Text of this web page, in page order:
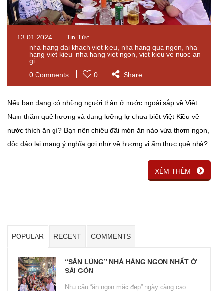
13.01.2024
Tin Tức
nha hang dai khach viet kieu
nha hang qua ngon
nha
hang viet kieu
nha hang viet ngon viet kieu ve nuoc an
gi
0 Comments
0 Share
Nếu bạn đang có những người thân ở nước ngoài sắp về Việt
Nam thăm quê hương và đang lưỡng lự chưa biết Việt Kiều về
nước thích ăn gì? Bạn nên chiêu đãi món ăn nào vừa thơm ngon,
độc đáo lại mang ý nghĩa gợi nhớ về hương vị ẩm thực quê nhà?
XÊM THÊM
POPULAR RECENT COMMENTS
“SĂN LÙNG” NHÀ HÀNG NGON NHẤT Ở
SÀI GÒN
Nhu cầu “ăn ngon mặc đẹp” ngày càng cao